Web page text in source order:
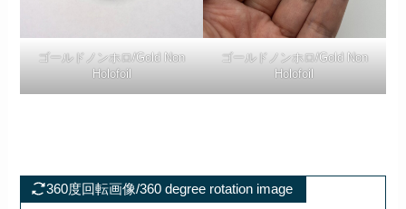
ゴールドノンホロ/Gold Non
Holofoil
ゴールドノンホロ/Gold Non
Holofoil
360度回転画像/360 degree rotation image